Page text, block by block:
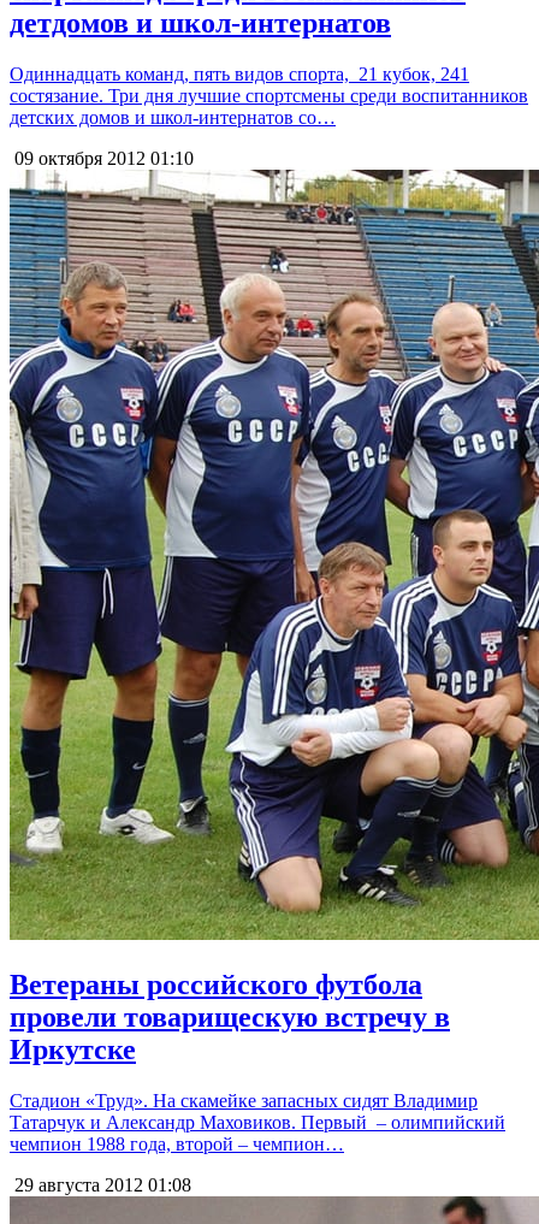
детдомов и школ-интернатов
Одиннадцать команд, пять видов спорта, 21 кубок, 241
состязание. Три дня лучшие спортсмены среди воспитанников
детских домов и школ-интернатов со…
09 октября 2012 01:10
Ветераны российского футбола
провели товарищескую встречу в
Иркутске
Стадион «Труд». На скамейке запасных сидят Владимир
Татарчук и Александр Маховиков. Первый – олимпийский
чемпион 1988 года, второй – чемпион…
29 августа 2012 01:08